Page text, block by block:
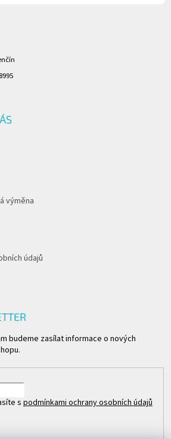
výměna
údajů
budeme zasílat informace o nových
s podmínkami ochrany osobních údajů